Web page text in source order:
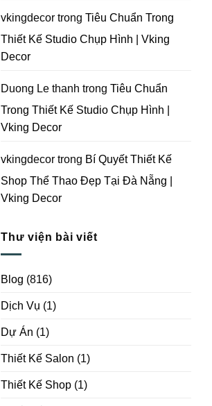
vkingdecor trong Tiêu Chuẩn Trong
Thiết Kế Studio Chụp Hình | Vking
Decor
Duong Le thanh trong Tiêu Chuẩn
Trong Thiết Kế Studio Chụp Hình |
Vking Decor
vkingdecor trong Bí Quyết Thiết Kế
Shop Thể Thao Đẹp Tại Đà Nẵng |
Vking Decor
Thư viện bài viết
Blog (816)
Dịch Vụ (1)
Dự Án (1)
Thiết Kế Salon (1)
Thiết Kế Shop (1)